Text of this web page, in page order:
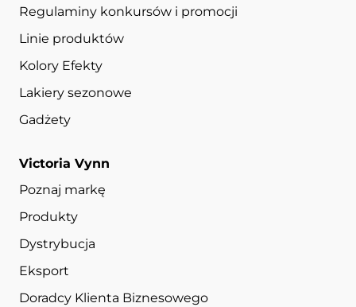
Regulaminy konkursów i promocji
Linie produktów
Kolory Efekty
Lakiery sezonowe
Gadżety
Victoria Vynn
Poznaj markę
Produkty
Dystrybucja
Eksport
Doradcy Klienta Biznesowego